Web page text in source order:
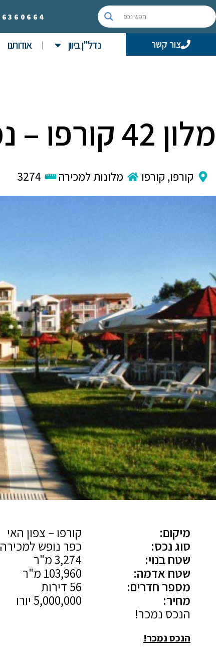
6360664
צור קשר נדל"ן ביוון אודותנו
מלון 42 קורפו – נמכר!
קורפו, קורפו מלונות למכירה 3274
מיקום:
קורפו – צפון האי
סוג נכס:
כפר נופש למכירה
שטח בנוי:
שטח אדמה:
מספר חדרים:
מחיר:
הנכס נמכר!
הנכס נמכר!